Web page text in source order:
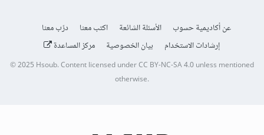
عن أكاديمية حسوب الأسئلة الشائعة اكتب معنا
درّب معنا
إرشادات الاستخدام
بيان الخصوصية مركز المساعدة
© 2025Hsoub.Content licensed underCC BY-NC-SA 4.0unless mentioned
otherwise.